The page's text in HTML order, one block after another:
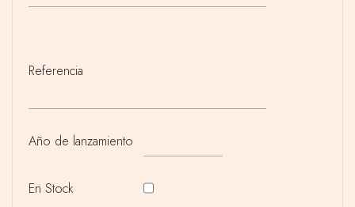
Referencia
Año de lanzamiento
En Stock